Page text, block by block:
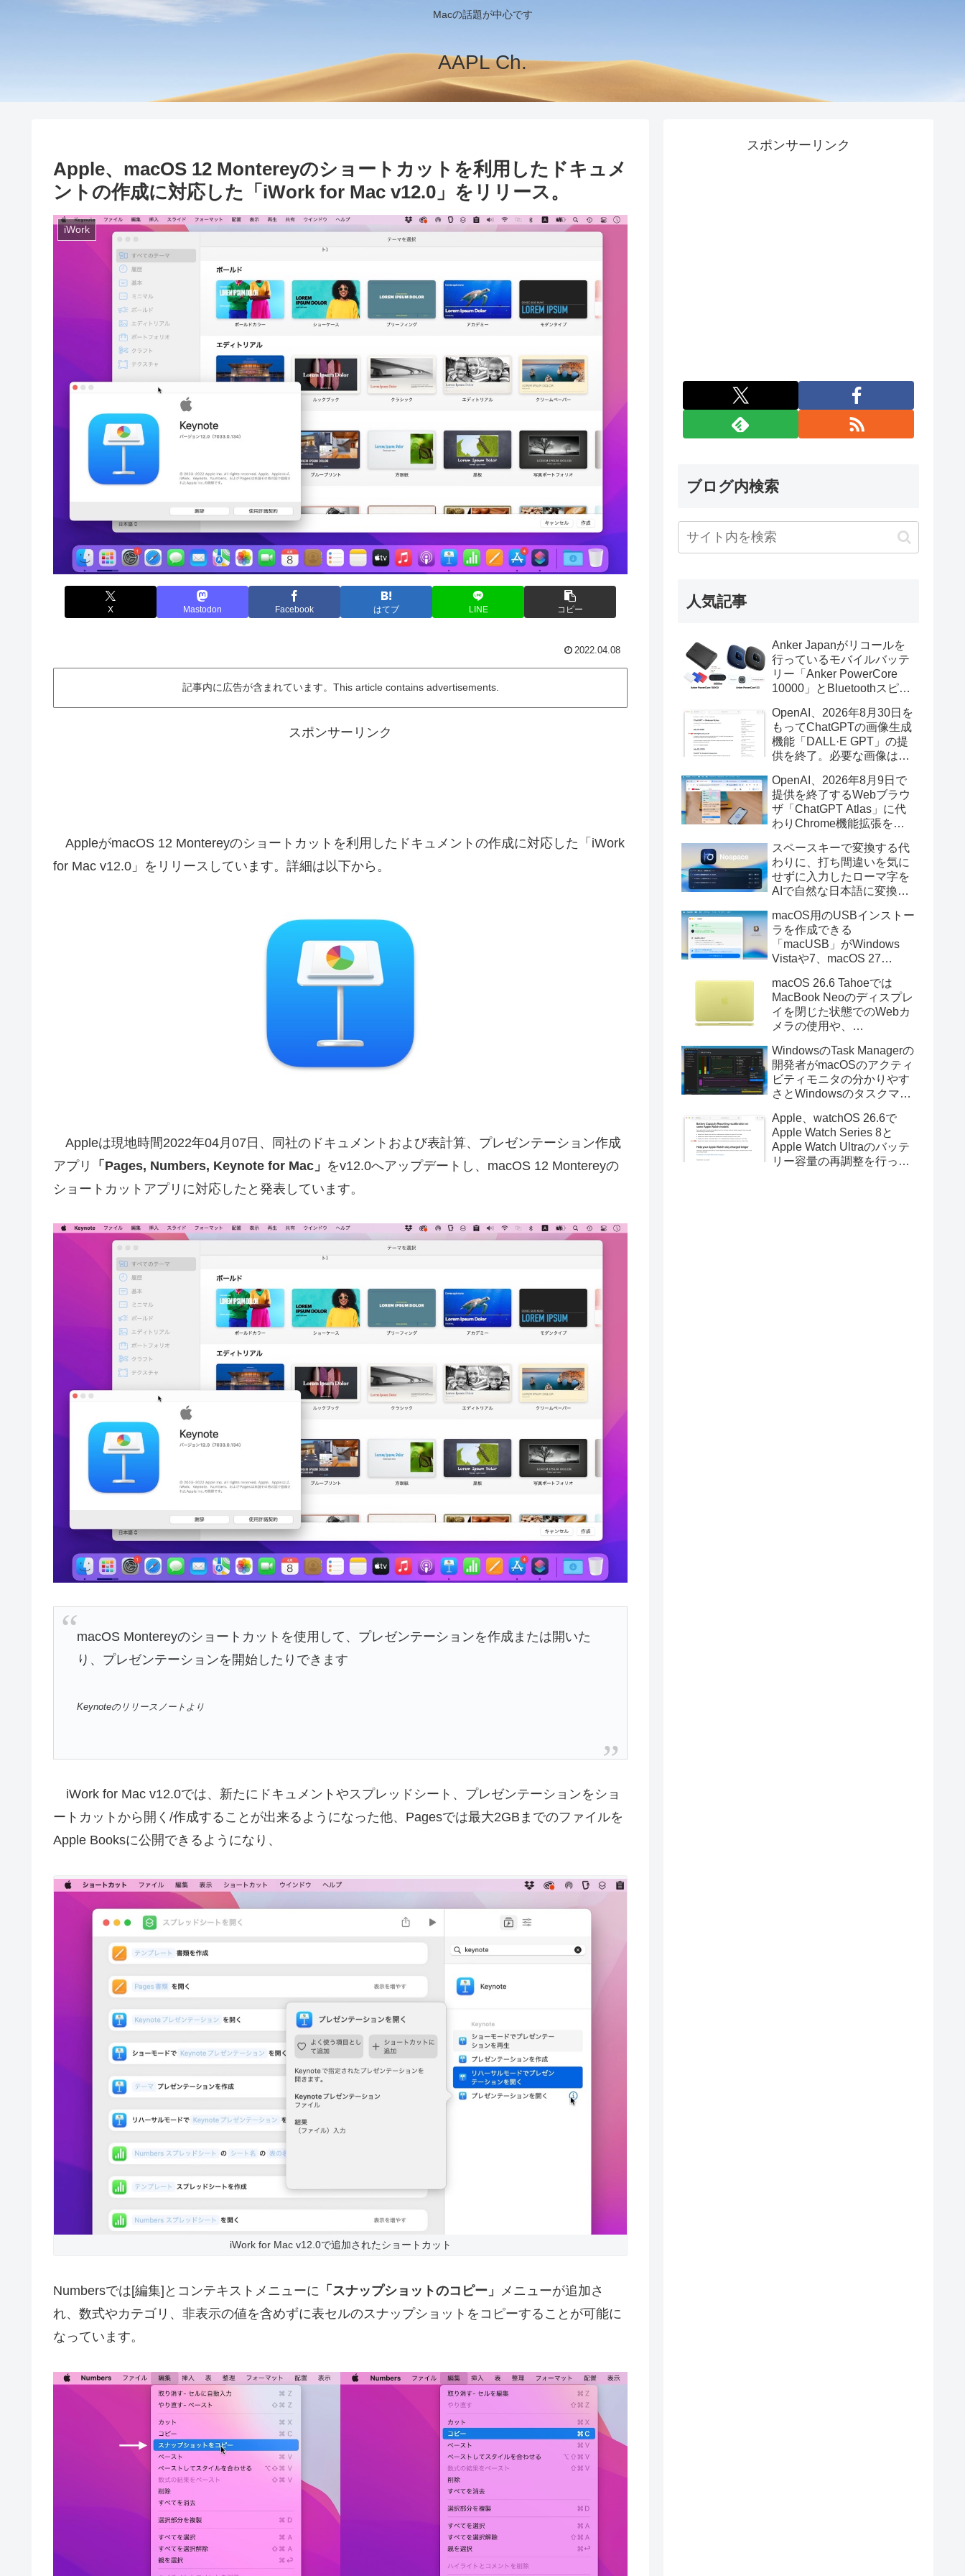
Macの話題が中心です
AAPL Ch.
Apple、macOS 12 Montereyのショートカットを利用したドキュメ
ントの作成に対応した「iWork for Mac v12.0」をリリース。
iWork
X Mastodon Facebook はてブ LINE コピー
2022.04.08
記事内に広告が含まれています。This article contains advertisements.
スポンサーリンク
AppleがmacOS 12 Montereyのショートカットを利用したドキュメントの作成に対応した「iWork
for Mac v12.0」をリリースしています。詳細は以下から。
Appleは現地時間2022年04月07日、同社のドキュメントおよび表計算、プレゼンテーション作成
アプリ
「Pages, Numbers, Keynote for Mac」 をv12.0へアップデートし、macOS 12 Montereyの
ショートカットアプリに対応したと発表しています。
macOS Montereyのショートカットを使用して、プレゼンテーションを作成または開いた
り、プレゼンテーションを開始したりできます
Keynoteのリリースノートより
iWork for Mac v12.0では、新たにドキュメントやスプレッドシート、プレゼンテーションをショ
ートカットから開く/作成することが出来るようになった他、Pagesでは最大2GBまでのファイルを
Apple Booksに公開できるようになり、
iWork for Mac v12.0で追加されたショートカット
Numbersでは[編集]とコンテキストメニューに 「スナップショットのコピー」 メニューが追加さ
れ、数式やカテゴリ、非表示の値を含めずに表セルのスナップショットをコピーすることが可能に
なっています。
スポンサーリンク
ブログ内検索
人気記事
Anker Japanがリコールを
行っているモバイルバッテ
リー「Anker PowerCore
10000」とBluetoothスピー
辺を焼損する火災が6月に3
件発生していたそうなので
注意を。
OpenAI、2026年8月30日を
もってChatGPTの画像生成
機能「DALL·E GPT」の提
供を終了。必要な画像は期
OpenAI、2026年8月9日で
提供を終了するWebブラウ
ザ「ChatGPT Atlas」に代
わりChrome機能拡張をア
画の質問やAsk ChatGPT機
能を追加。
スペースキーで変換する代
わりに、打ち間違いを気に
せずに入力したローマ字を
AIで自然な日本語に変換し
力アプリ「Nospace」がリ
リース。
macOS用のUSBインストー
ラを作成できる
「macUSB」がWindows
Vistaや7、macOS 27
トーラの作成に対応。
macOS 26.6 Tahoeでは
MacBook Neoのディスプレ
イを閉じた状態でのWebカ
メラの使用や、
利用しMacBook Neoを復元
する際の安定性が向上。
WindowsのTask Managerの
開発者がmacOSのアクティ
ビティモニタの分かりやす
さとWindowsのタスクマネ
Mac用システムモニタアプ
リ「Task Manager TMOG」
のBeta版を公開。
Apple、watchOS 26.6で
Apple Watch Series 8と
Apple Watch Ultraのバッテ
リー容量の再調整を行った